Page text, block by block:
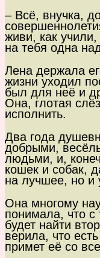
– Всё, внучка,
живи, как
на тебя одна
Лена держала
жизни уходил
был для неё и
Она, глотая
исполнить.
Два года
добрыми,
людьми, и,
кошек и собак,
на лучшее, но и
Она многому
понимала, что
будет найти
верила, что
примет её со